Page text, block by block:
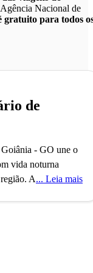
Nacional de
gratuito para todos
de
- GO une o
vida noturna
A cidade de
e atualmente é
para a região. A
Leia mais